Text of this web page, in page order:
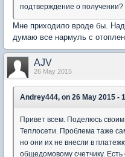
подтверждение о
Мне приходило вроде бы.
думаю все нармуль с
AJV
26 May 2015
Andrey444, on 26 May 2015 -
Привет всем. Поделюсь
Теплосети. Проблема таже
но они их не внесли в
общедомовому счетчику.